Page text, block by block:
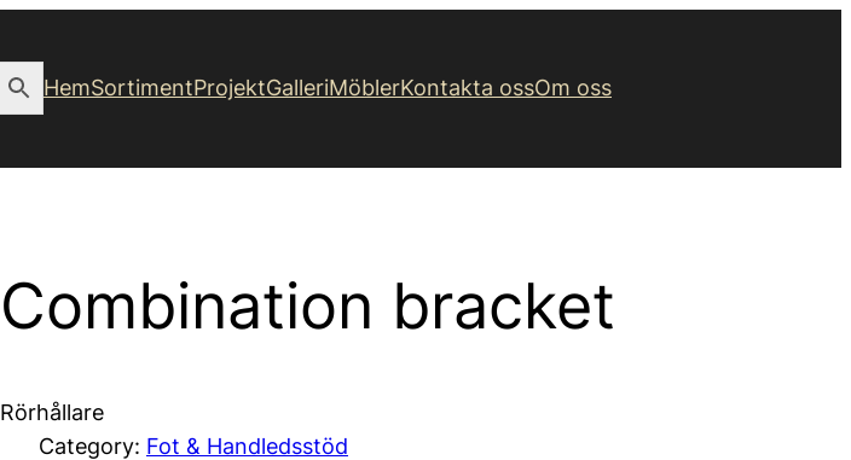
HemSortimentProjektGalleriMöblerKontakta ossOm oss
Combination bracket
Rörhållare
Category: Fot & Handledsstöd